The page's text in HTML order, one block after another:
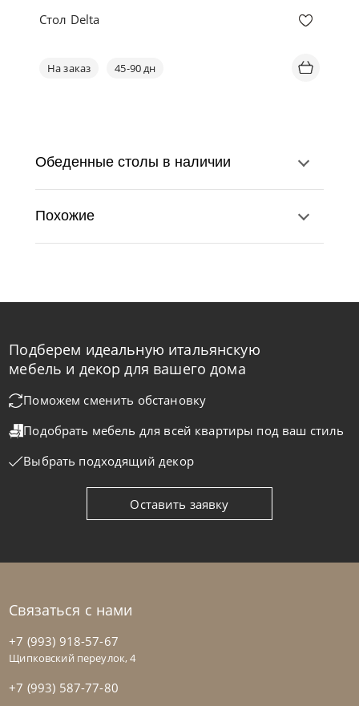
Стол Delta
На заказ 45-90 дн
от
Bontempi
На заказ 45-90 дн
Обеденные столы в наличии
Похожие
Подберем идеальную итальянскую
мебель и декор для вашего дома
Поможем сменить обстановку
Подобрать мебель для всей квартиры под ваш стиль
Выбрать подходящий декор
Оставить заявку
Связаться с нами
+7 (993) 918-57-67
Щипковский переулок, 4
+7 (993) 587-77-80